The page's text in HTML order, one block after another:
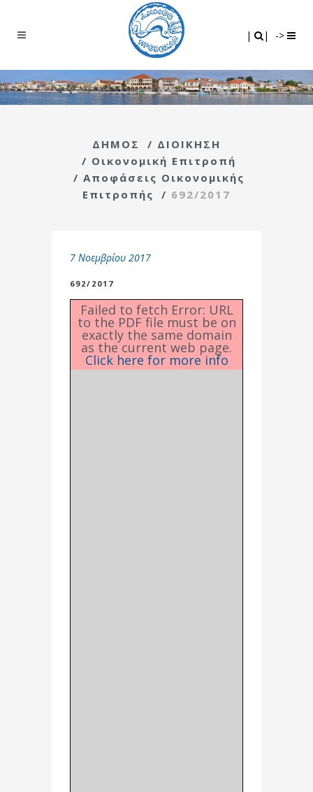
| | ->
ΔΗΜΟΣ / ΔΙΟΙΚΗΣΗ
/ Οικονομική Επιτροπή
/ Αποφάσεις Οικονομικής
Επιτροπής
/ 692/2017
7 Νοεμβρίου 2017
692/2017
Failed to fetch Error: URL
to the PDF file must be on
exactly the same domain
as the current web page.
Click here for more info